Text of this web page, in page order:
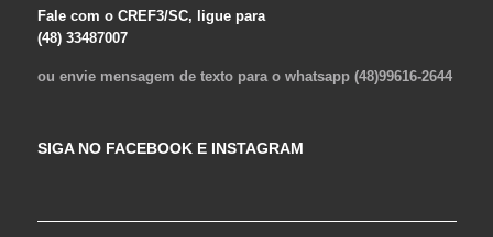
Fale com o CREF3/SC, ligue para
(48) 33487007
ou envie mensagem de texto para o whatsapp (48)99616-2644
SIGA NO FACEBOOK E INSTAGRAM